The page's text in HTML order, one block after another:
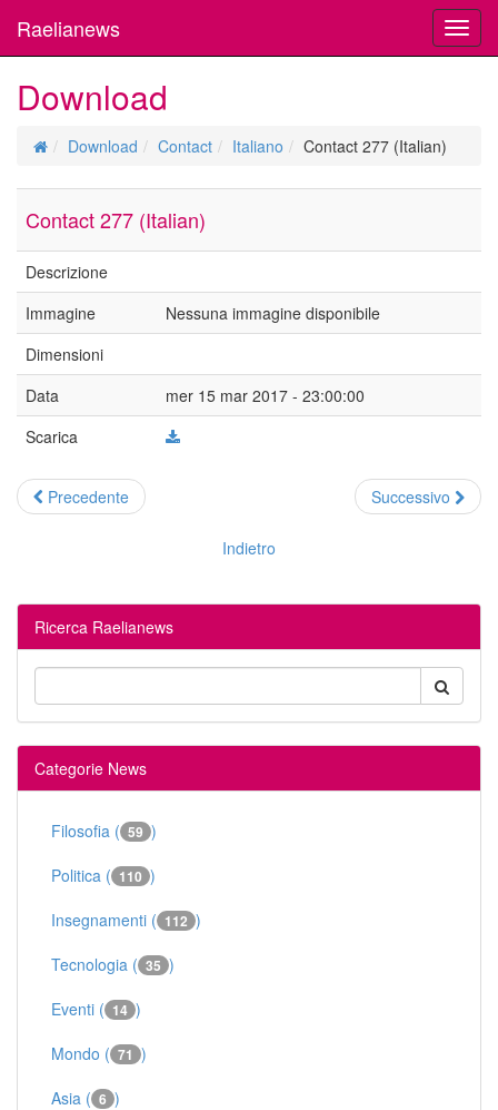
Raelianews
Download
Download Contact Italiano Contact 277 (Italian)
Contact 277 (Italian)
Descrizione
Immagine
Nessuna immagine disponibile
Dimensioni
Data
mer 15 mar 2017 - 23:00:00
Scarica
Precedente Successivo
Indietro
Ricerca Raelianews
Categorie News
Filosofia ( 59 )
Politica ( 110 )
Insegnamenti ( 112 )
Tecnologia ( 35 )
Eventi ( 14 )
Mondo ( 71 )
Asia ( 6 )